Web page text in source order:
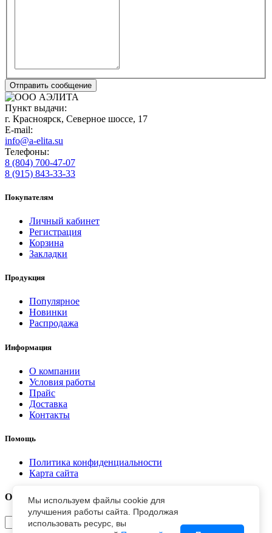
Пункт выдачи:
г. Красноярск, Северное шоссе, 17
E-mail:
info@a-elita.su
Телефоны:
8 (804) 700-47-07
8 (915) 843-33-33
Покупателям
Личный кабинет
Регистрация
Корзина
Закладки
Продукция
Популярное
Новинки
Распродажа
Информация
О компании
Условия работы
Прайс
Доставка
Контакты
Помощь
Политика конфиденциальности
Карта сайта
Отправить заявку
Мы используем файлы cookie для
улучшения работы сайта. Продолжая
использовать ресурс, вы